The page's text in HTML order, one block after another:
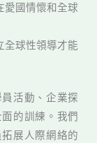
愛國情懷和全球
全球性領導才能
活動、企業探
的訓練。我們
展人際網絡的